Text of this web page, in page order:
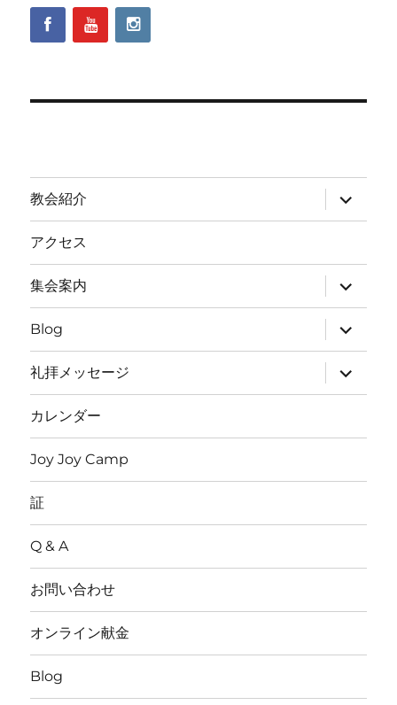
教会紹介
サ
ブ
メ
ー
を
展
開
アクセス
集会案内
サ
ブ
メ
ニ
ュ
ー
を
展
開
Blog
サ
ブ
メ
ニ
ュ
ー
開
礼拝メッセージ
サ
ブ
メ
ー
開
カレンダー
Joy Joy Camp
証
Q & A
お問い合わせ
オンライン献金
Blog